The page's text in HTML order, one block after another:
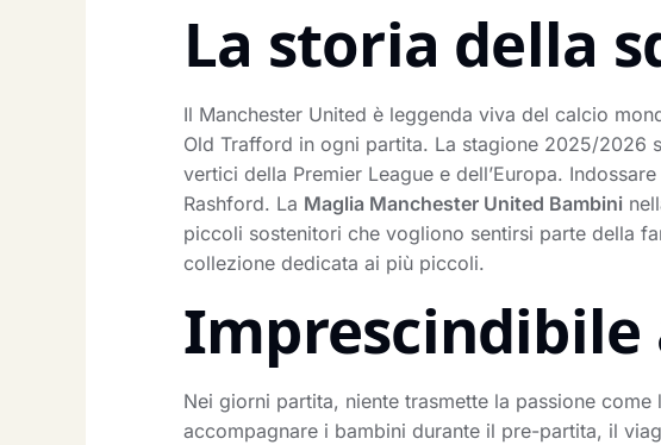
La storia della
Il Manchester United è leggenda viva del calcio
Old Trafford in ogni partita. La stagione 2025/2026
vertici della Premier League e dell’Europa.
Rashford. La Maglia Manchester United Bambini
piccoli sostenitori che vogliono sentirsi parte della
collezione dedicata ai più piccoli.
Imprescindibile
Nei giorni partita, niente trasmette la passione
accompagnare i bambini durante il pre-partita, il